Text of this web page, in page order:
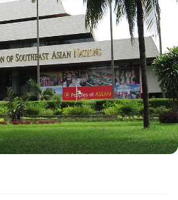
اندونزی مدرن
این کشور پس از استقلال با چالش
سیاسی، توسعه اقتصادی و تنوع
سوکارنو با اجرای دموکراسی هدایت
اندونزیایی همراه بود. با این حال،
1965 منجر به ظهور ژنرال
کرد. ریاست جمهوری سوهارتو ثبات و
اما با اتهامات فساد و نقض حقوق بشر
در قرن بیست و یکم، اندونزی به